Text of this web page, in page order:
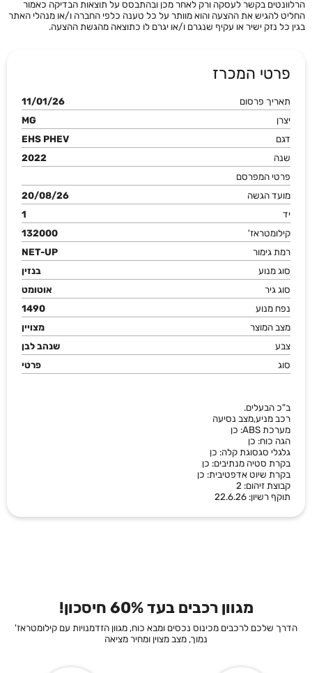
הרלוונטים בקשר לעסקה ורק לאחר מכן ובהתבסס על תוצאות הבדיקה כאמור
החליט להגיש את ההצעה והוא מוותר על כל טענה כלפי החברה ו/או מנהלי האתר
בגין כל נזק ישיר או עקיף שנגרם ו/או יגרם לו כתוצאה מהגשת ההצעה.
פרטי המכרז
תאריך פרסום
11/01/26
יצרן
MG
דגם
EHS PHEV
שנה
2022
פרטי המפרסם
מועד הגשה
20/08/26
יד
1
קילומטראז'
132000
רמת גימור
NET-UP
סוג מנוע
בנזין
סוג גיר
אוטומט
נפח מנוע
1490
מצב המוצר
מצויין
צבע
שנהב לבן
סוג
פרטי
ב"כ הבעלים.
רכב מניע,מצב נסיעה
מערכת ABS: כן
הגה כוח: כן
גלגלי סגסוגת קלה: כן
בקרת סטיה מנתיבים: כן
בקרת שיוט אדפטיבית: כן
קבוצת זיהום: 2
תוקף רשיון: 22.6.26
מגוון רכבים בעד 60% חיסכון!
הדרך שלכם לרכבים מכינוס נכסים ומבא כוח, מגוון הזדמנויות עם קילומטראז'
נמוך, מצב מצוין ומחיר מציאה